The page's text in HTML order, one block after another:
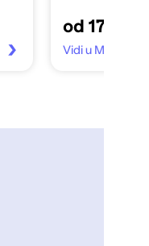
od 17,99 €
Vidi u Mall.hr